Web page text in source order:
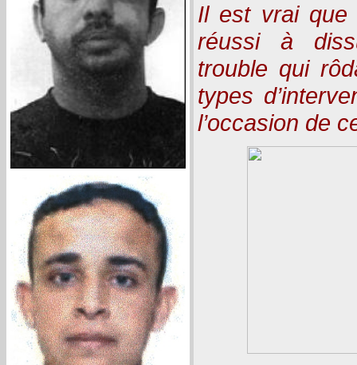
Il est vrai que
réussi à
trouble qui
types
l’occasion de